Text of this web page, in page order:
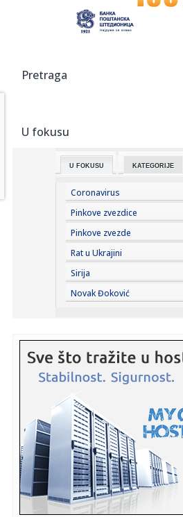
14:59:Dejan Stanković Kralj
dev...
14:52:
14:52: Preminuo otac Lionela
14:51:Tuga u porodici Mesi:
argentinskog fudbaler...
14:50:Otvorena izložba “Iluzije
temperaturi...
14:49:Dubai u centru kripto-
tvrd...
14:45: Humanitarni ponedeljak
će mo...
14:45:
kandidovala čov...
14:43:Stiže fabrika dronova u
otv...
14:43:MUP izdao važno
mala nepažn...
14:42:Martinu pol na
Pretraga
U fokusu
U FOKUSU KATEGORIJE
Coronavirus
Pinkove zvezdice
Pinkove zvezde
Rat u Ukrajini
Sirija
Novak Đoković